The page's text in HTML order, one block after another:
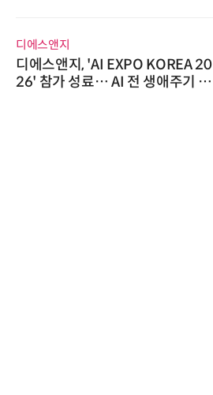
디에스앤지
디에스앤지, 'AI EXPO KOREA 20
26' 참가 성료… AI 전 생애주기 아